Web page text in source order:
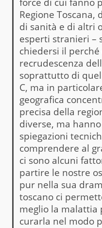
Regione Toscana,
di sanità e di altri
esperti stranieri –
chiedersi il
recrudescenza
soprattutto di
C, ma in
geografica
precisa della
diverse, ma
spiegazioni
comprendere al
ci sono alcuni
partire le nostre
pur nella sua
toscano ci
meglio la malattia
curarla nel modo